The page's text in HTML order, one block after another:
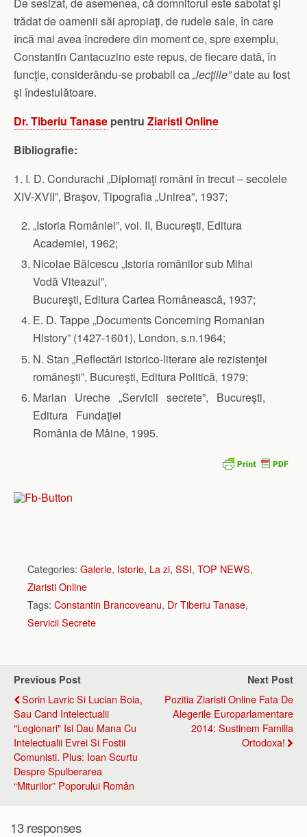
trădat de oamenii săi apropiaţi, de rudele sale, în care
încă mai avea încredere din moment ce, spre exemplu,
Constantin Cantacuzino este repus, de fiecare dată, în
funcţie, considerându-se probabil ca„lecţiile”date au fost
şi îndestulătoare.
Dr. Tiberiu Tanase pentru Ziaristi Online
Bibliografie:
1. I. D. Condurachi „Diplomaţi români în trecut – secolele
XIV-XVII”, Braşov, Tipografia „Unirea”, 1937;
„Istoria României”, voi. II, Bucureşti, Editura
Academiei, 1962;
Nicolae Bălcescu „Istoria românilor sub Mihai
Vodă Viteazul”,
Bucureşti, Editura Cartea Românească, 1937;
E. D. Tappe „Documents Concerning Romanian
History” (1427-1601), London, s.n.1964;
N. Stan „Reflectări istorico-literare ale rezistenţei
româneşti”, Bucureşti, Editura Politică, 1979;
Marian Ureche „Servicii secrete”, Bucureşti,
Editura Fundaţiei
România de Mâine, 1995.
Categories: Galerie, Istorie, La zi, SSI, TOP NEWS,
Ziaristi Online
Tags: Constantin Brancoveanu, Dr Tiberiu Tanase,
Servicii Secrete
Previous Post
Sorin Lavric Si Lucian Boia,
Sau Cand Intelectualii
"legionari" Isi Dau Mana Cu
Intelectualii Evrei Si Fostii
Comunisti. Plus: Ioan Scurtu
Despre Spulberarea
“miturilor” Poporului Român
Next Post
Pozitia Ziaristi Online Fata De
Alegerile Europarlamentare
2014: Sustinem Familia
Ortodoxa!
13 responses